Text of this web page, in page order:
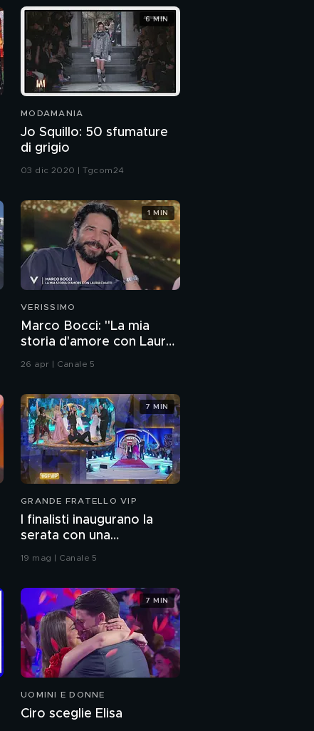
MODAMANIA
Jo Squillo: 50 sfumature
di grigio
03 dic 2020 | Tgcom24
6 MIN
VERISSIMO
Marco Bocci: "La mia
storia d'amore con Laura
Chiatti"
26 apr | Canale 5
1 MIN
GRANDE FRATELLO VIP
I finalisti inaugurano la
serata con una
coreografia
19 mag | Canale 5
7 MIN
UOMINI E DONNE
Ciro sceglie Elisa
7 MIN